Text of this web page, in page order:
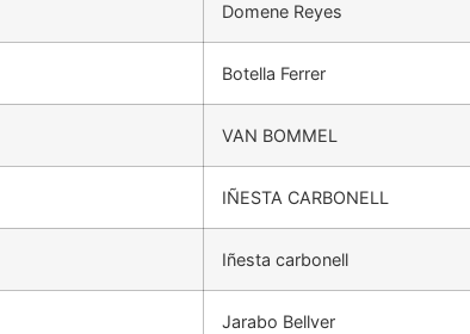
Domene Reyes
Botella Ferrer
VAN BOMMEL
IÑESTA CARBONELL
Iñesta carbonell
Jarabo Bellver